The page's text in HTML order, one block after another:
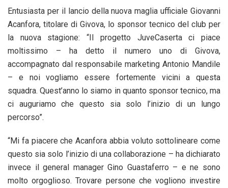
Entusiasta per il lancio della nuova maglia ufficiale Giovanni
Acanfora, titolare di Givova, lo sponsor tecnico del club per
la nuova stagione: “Il progetto JuveCaserta ci piace
moltissimo – ha detto il numero uno di Givova,
accompagnato dal responsabile marketing Antonio Mandile
– e noi vogliamo essere fortemente vicini a questa
squadra. Quest’anno lo siamo in quanto sponsor tecnico, ma
ci auguriamo che questo sia solo l’inizio di un lungo
percorso”.
“Mi fa piacere che Acanfora abbia voluto sottolineare come
questo sia solo l’inizio di una collaborazione – ha dichiarato
invece il general manager Gino Guastaferro – e ne sono
molto orgoglioso. Trovare persone che vogliono investire